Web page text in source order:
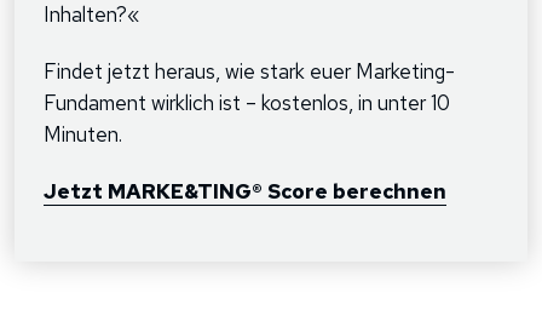
Inhalten?«
Findet jetzt heraus, wie stark euer Marketing-
Fundament wirklich ist – kostenlos, in unter 10
Minuten.
Jetzt MARKE&TING® Score berechnen